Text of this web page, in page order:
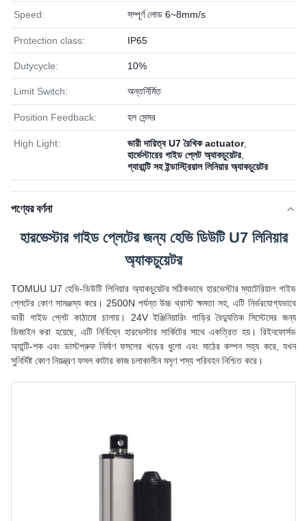
Speed: সম্পূর্ণ লোড 6~8mm/s
Protection class: IP65
Dutycycle: 10%
Limit Switch: অন্তর্নির্মিত
Position Feedback: হল সেন্সর
High Light: ভারী দায়িত্ব U7 রৈখিক actuator,
হার্ভেস্টারের গাইড প্লেট অ্যাকচুয়েটর
গ্যারান্টি সহ ইন্ডাস্ট্রিয়াল লিনিয়ার অ্যাকচুয়েটর
পণ্যের বর্ণনা
হারভেস্টার গাইড প্লেটের জন্য হেভি ডিউটি ​​U7 লিনিয়ার
অ্যাকচুয়েটর
TOMUU U7 হেভি-ডিউটি ​​লিনিয়ার অ্যাকচুয়েটর সঠিকভাবে হারভেস্টার ম্যাটেরিয়াল গাইড
প্লেটের কোণ সামঞ্জস্য করে। 2500N পর্যন্ত উচ্চ থ্রাস্ট ক্ষমতা সহ, এটি নির্ভরযোগ্যভাবে
ভারী গাইড প্লেট কাঠামো চালায়। 24V ইঞ্জিনিয়ারিং গাড়ির বৈদ্যুতিক সিস্টেমের জন্য
ডিজাইন করা হয়েছে, এটি নির্বিঘ্নে হারভেস্টার সার্কিটের সাথে একত্রিত হয়। রিইনফোর্সড
অ্যান্টি-শক এবং ডাস্টপ্রুফ নির্মাণ ফসলের খড়ের ধুলো এবং মাঠের কম্পন সহ্য করে, যখন
সুনির্দিষ্ট কোণ নিয়ন্ত্রণ ফসল কাটার কাজ চলাকালীন মসৃণ শস্য পরিবহন নিশ্চিত করে।